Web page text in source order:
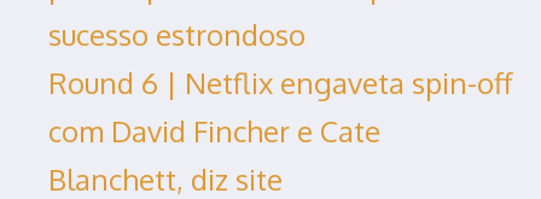
sucesso estrondoso
Round 6 | Netflix engaveta spin-off
com David Fincher e Cate
Blanchett, diz site